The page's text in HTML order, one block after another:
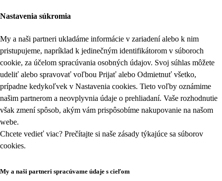
Nastavenia súkromia
My a naši partneri ukladáme informácie v zariadení alebo k nim
pristupujeme, napríklad k jedinečným identifikátorom v súboroch
cookie, za účelom spracúvania osobných údajov. Svoj súhlas môžete
udeliť alebo spravovať voľbou Prijať alebo Odmietnuť všetko,
prípadne kedykoľvek v Nastavenia cookies. Tieto voľby oznámime
našim partnerom a neovplyvnia údaje o prehliadaní. Vaše rozhodnutie
však zmení spôsob, akým vám prispôsobíme nakupovanie na našom
webe.
Chcete vedieť viac? Prečítajte si naše zásady týkajúce sa súborov
cookies.
My a naši partneri spracúvame údaje s cieľom